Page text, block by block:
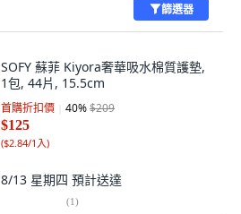
篩選器
SOFY 蘇菲 Kiyora奢華吸水棉質護墊,
1包, 44片, 15.5cm
首購折扣價 40%$209
$125
($2.84/1入)
8/13 星期四 預計送達
(1)